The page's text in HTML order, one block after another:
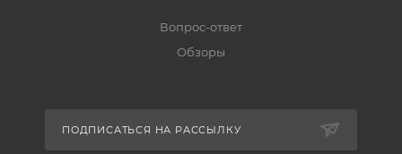
Вопрос-ответ
Обзоры
ПОДПИСАТЬСЯ НА РАССЫЛКУ